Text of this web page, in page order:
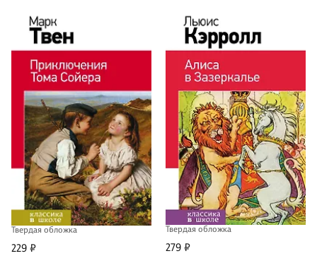
Твердая обложка
229 ₽
Твердая обложка
279 ₽